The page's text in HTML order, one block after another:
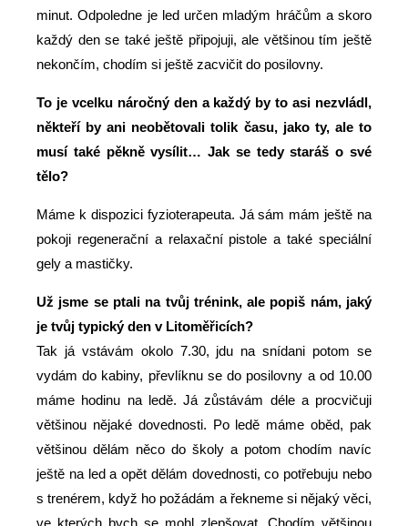
minut. Odpoledne je led určen mladým hráčům a skoro
každý den se také ještě připojuji, ale většinou tím ještě
nekončím, chodím si ještě zacvičit do posilovny.
To je vcelku náročný den a každý by to asi nezvládl,
někteří by ani neobětovali tolik času, jako ty, ale to
musí také pěkně vysílit… Jak se tedy staráš o své
tělo?
Máme k dispozici fyzioterapeuta. Já sám mám ještě na
pokoji regenerační a relaxační pistole a také speciální
gely a mastičky.
Už jsme se ptali na tvůj trénink, ale popiš nám, jaký
je tvůj typický den v Litoměřicích?
Tak já vstávám okolo 7.30, jdu na snídani potom se
vydám do kabiny, převlíknu se do posilovny a od 10.00
máme hodinu na ledě. Já zůstávám déle a procvičuji
většinou nějaké dovednosti. Po ledě máme oběd, pak
většinou dělám něco do školy a potom chodím navíc
ještě na led a opět dělám dovednosti, co potřebuju nebo
s trenérem, když ho požádám a řekneme si nějaký věci,